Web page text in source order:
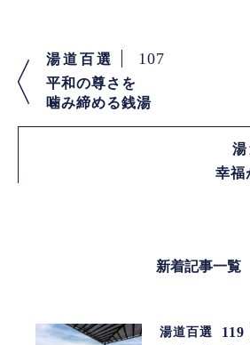
湯道百選 107
平和の尊さを
噛み締める銭湯
幸福
新着記事一覧
湯道百選 119